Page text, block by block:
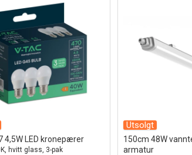
4,5W LED kronepærer
hvitt glass, 3-pak
Utsolgt
150cm 48W
armatur